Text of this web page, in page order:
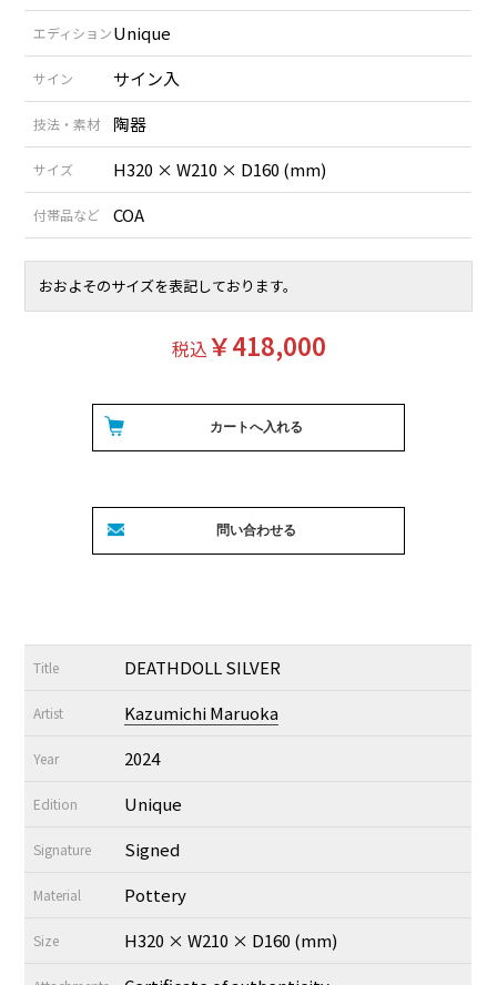
エディションUnique
サイン サイン入
技法・素材 陶器
サイズ H320 × W210 × D160 (mm)
付帯品など COA
おおよそのサイズを表記しております。
税込￥418,000
Title DEATHDOLL SILVER
Artist Kazumichi Maruoka
Year 2024
Edition Unique
Signature Signed
Material Pottery
Size H320 × W210 × D160 (mm)